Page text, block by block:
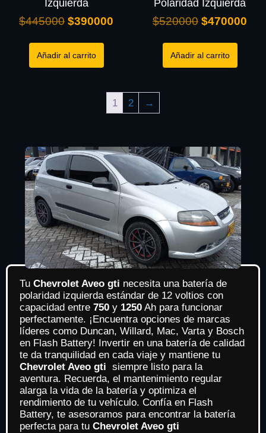
Izquierda
$445000 $390000
Añadir al carrito
Polaridad Izquierda
$520000 $470000
Añadir al carrito
1 2 →
Tu Chevrolet Aveo gti necesita una batería de
polaridad izquierda estándar de 12 voltios con
capacidad entre 750 y 1250 Ah para funcionar
perfectamente. ¡Encuentra opciones de marcas
líderes como Duncan, Willard, Mac, Varta y Bosch
en Flash Battery! Invertir en una batería de calidad
te da tranquilidad en cada viaje y mantiene tu
Chevrolet Aveo gti siempre listo para la
aventura. Recuerda, el mantenimiento regular
alarga la vida de la batería y optimiza el
rendimiento de tu vehículo. Confía en Flash
Battery, te asesoramos para encontrar la batería
perfecta para tu Chevrolet Aveo gti